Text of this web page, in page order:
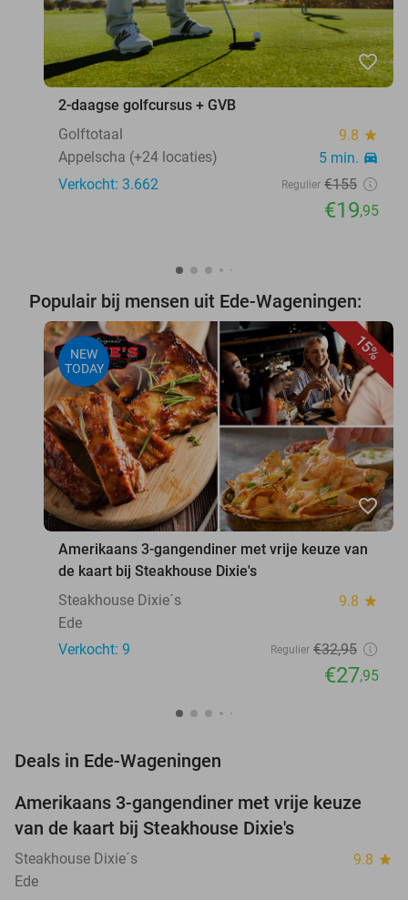
favorite_border
2-daagse golfcursus + GVB
Golftotaal
9.8 star
Appelscha (+24 locaties) 5 min. directions_car
Verkocht: 3.662 Regulier €155
€19,95
Populair bij mensen uit Ede-Wageningen:
15%
NEW
TODAY
favorite_border
Amerikaans 3-gangendiner met vrije keuze van
de kaart bij Steakhouse Dixie's
Steakhouse Dixie´s
9.8 star
Ede
Verkocht: 9
Regulier €32,95
€27,95
Deals in Ede-Wageningen
15%
TODAY
Amerikaans 3-gangendiner met vrije keuze
van de kaart bij Steakhouse Dixie's
Steakhouse Dixie´s 9.8 star
Ede